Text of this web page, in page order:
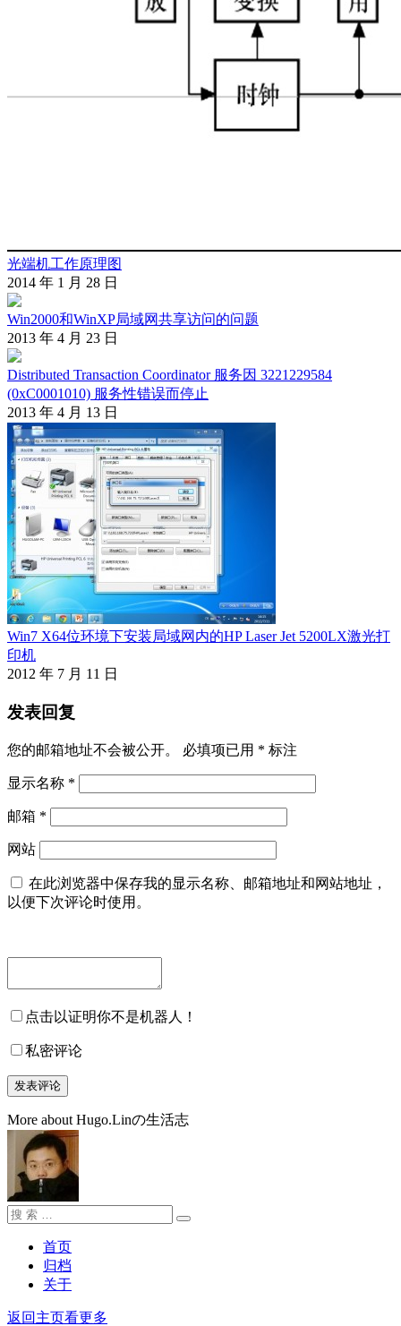
光端机工作原理图
2014 年 1 月 28 日
Win2000和WinXP局域网共享访问的问题
2013 年 4 月 23 日
Distributed Transaction Coordinator 服务因 3221229584
(0xC0001010) 服务性错误而停止
2013 年 4 月 13 日
Win7 X64位环境下安装局域网内的HP Laser Jet 5200LX激光打
印机
2012 年 7 月 11 日
发表回复
您的邮箱地址不会被公开。 必填项已用 * 标注
显示名称 *
邮箱 *
网站
在此浏览器中保存我的显示名称、邮箱地址和网站地址，
以便下次评论时使用。
点击以证明你不是机器人！
私密评论
More about Hugo.Linの生活志
搜
搜
首页
归档
关于
返回主页看更多